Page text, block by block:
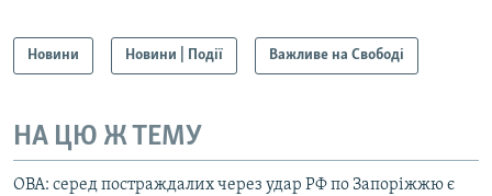
Новини Новини | Події Важливе на Свободі
НА ЦЮ Ж ТЕМУ
ОВА: серед постраждалих через удар РФ по Запоріжжю є